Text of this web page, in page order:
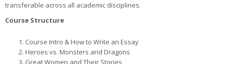
transferable across all academic disciplines.
Course Structure
Course Intro & How to Write an Essay
Heroes vs. Monsters and Dragons
Great Women and Their Stories